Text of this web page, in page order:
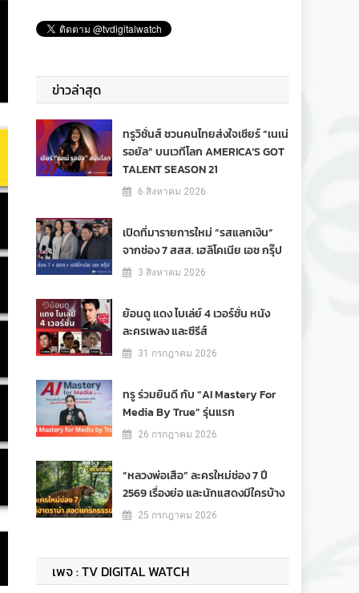
ข่าวล่าสุด
ทรูวิชั่นส์ ชวนคนไทยส่งใจเชียร์ “เนเน่
รอยัล” บนเวทีโลก AMERICA’S GOT
TALENT SEASON 21
6 สิงหาคม 2026
เปิดที่มารายการใหม่ “รสแลกเงิน”
จากช่อง 7 สสส. เฮลิโคเนีย เอช กรุ๊ป
3 สิงหาคม 2026
ย้อนดู แดง ไบเล่ย์ 4 เวอร์ชั่น หนัง
ละครเพลง และซีรีส์
31 กรกฎาคม 2026
ทรู ร่วมยินดี กับ “AI Mastery For
Media By True” รุ่นแรก
26 กรกฎาคม 2026
“หลวงพ่อเสือ” ละครใหม่ช่อง 7 ปี
2569 เรื่องย่อ และนักแสดงมีใครบ้าง
25 กรกฎาคม 2026
เพจ : TV DIGITAL WATCH